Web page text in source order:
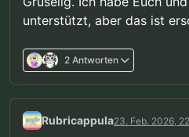
unterstützt, aber das ist
2 Antworten
Rubricappula23. Feb. 2026,